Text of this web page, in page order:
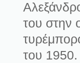
του στην
του